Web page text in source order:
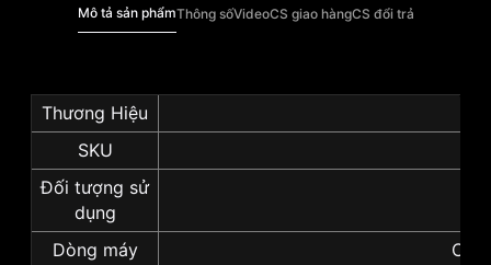
Mô tả sản phẩmThông sốVideoCS giao hàngCS đổi trả
Thương Hiệu
SKU
Đối tượng sử
dụng
Dòng máy
Cơ